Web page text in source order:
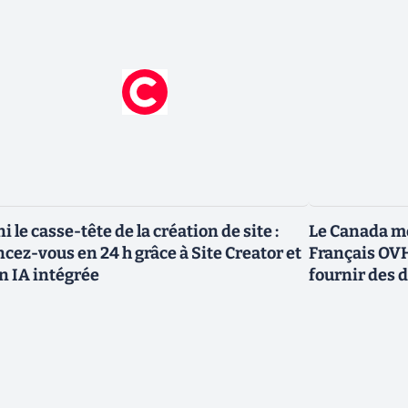
le casse-tête de la création de site :
vous en 24 h grâce à Site Creator et
IA intégrée
Le Canada
Français
fournir des